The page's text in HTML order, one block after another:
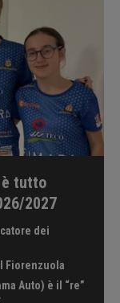
è tutto
2027
dei
Fiorenzuola
Auto) è il “re”